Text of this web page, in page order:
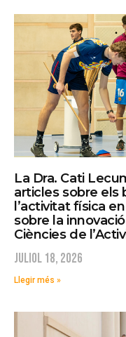
La Dra. Cati
articles sobre els
l’activitat física
sobre la
Ciències de
juliol 18, 2026
Llegir més »